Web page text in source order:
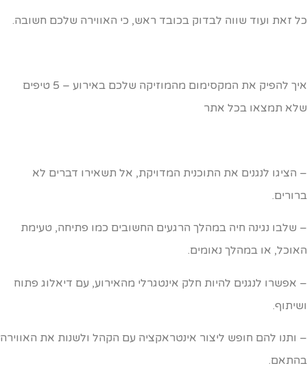
זאת ועוד שווה לבדוק בכובד ראש, כי האווירה שלכם חשובה.
איך להפיק את המקסימום מהמוזיקה שלכם באירוע – 5 טיפים
תמצאו בכל אתר
הציגו לנגנים את התוכנית המדויקת, אל תשאירו דברים לא
שלבו נגינה חיה במהלך הרגעים החשובים כמו פתיחה, טעימת
או במהלך נאומים.
אפשרו לנגנים להיות חלק אינטגרלי מהאירוע, עם דיאלוג פתוח
ותנו להם חופש ליצור אינטראקציה עם הקהל ולשנות את האווירה